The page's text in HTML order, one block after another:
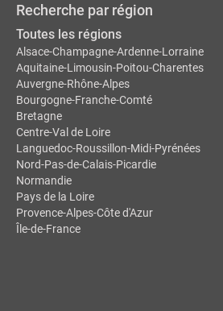
Recherche par région
Toutes les régions
Alsace-Champagne-Ardenne-Lorraine
Aquitaine-Limousin-Poitou-Charentes
Auvergne-Rhône-Alpes
Bourgogne-Franche-Comté
Bretagne
Centre-Val de Loire
Languedoc-Roussillon-Midi-Pyrénées
Nord-Pas-de-Calais-Picardie
Normandie
Pays de la Loire
Provence-Alpes-Côte d'Azur
Île-de-France